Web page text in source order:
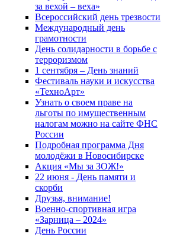
за вехой – веха»
Всероссийский день трезвости
Международный день
грамотности
День солидарности в борьбе с
терроризмом
1 сентября – День знаний
Фестиваль науки и искусства
«ТехноАрт»
Узнать о своем праве на
льготы по имущественным
налогам можно на сайте ФНС
России
Подробная программа Дня
молодёжи в Новосибирске
Акция «Мы за ЗОЖ!»
22 июня - День памяти и
скорби
Друзья, внимание!
Военно-спортивная игра
«Зарница – 2024»
День России